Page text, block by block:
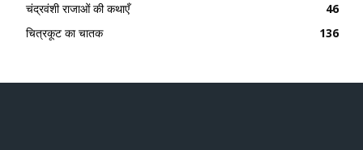
चंद्रवंशी राजाओं की कथाएँ
46
चित्रकूट का चातक
136